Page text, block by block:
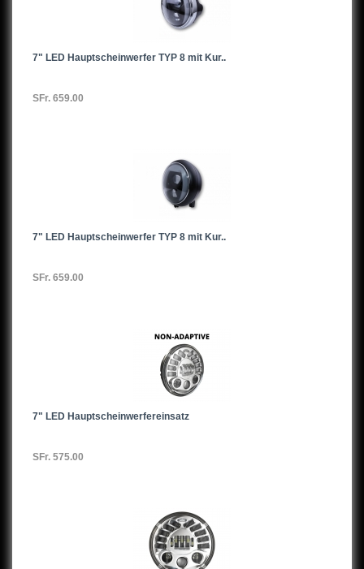
7" LED Hauptscheinwerfer TYP 8 mit Kur..
SFr. 659.00
7" LED Hauptscheinwerfer TYP 8 mit Kur..
SFr. 659.00
7" LED Hauptscheinwerfereinsatz
SFr. 575.00